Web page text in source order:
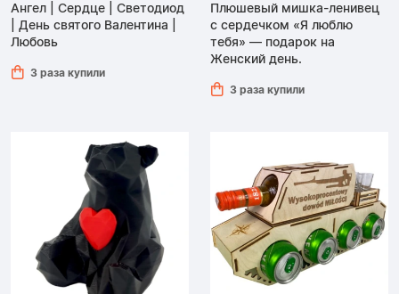
Ангел | Сердце | Светодиод
| День святого Валентина |
Любовь
3 раза купили
Плюшевый мишка-ленивец
с сердечком «Я люблю
тебя» — подарок на
Женский день.
3 раза купили